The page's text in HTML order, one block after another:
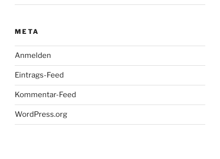
META
Anmelden
Eintrags-Feed
Kommentar-Feed
WordPress.org